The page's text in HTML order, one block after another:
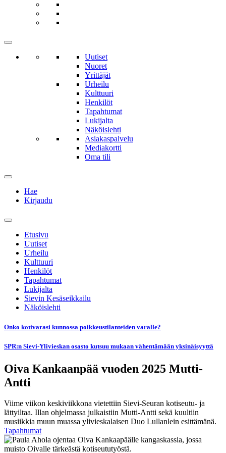
Uutiset
Nuoret
Yrittäjät
Urheilu
Kulttuuri
Henkilöt
Tapahtumat
Lukijalta
Näköislehti
Asiakaspalvelu
Mediakortti
Oma tili
Hae
Kirjaudu
Etusivu
Uutiset
Urheilu
Kulttuuri
Henkilöt
Tapahtumat
Lukijalta
Sievin Kesäseikkailu
Näköislehti
Onko kotivarasi kunnossa poikkeustilanteiden varalle?
SPR:n Sievi-Ylivieskan osasto kutsuu mukaan vähentämään yksinäisyyttä
Oiva Kankaanpää vuoden 2025 Mutti-
Antti
Viime viikon keskiviikkona vietettiin Sievi-Seuran kotiseutu- ja
lättyiltaa. Illan ohjelmassa julkaistiin Mutti-Antti sekä kuultiin
musiikkia muun muassa ylivieskalaisen Duo Lullanlein esittämänä.
Tapahtumat